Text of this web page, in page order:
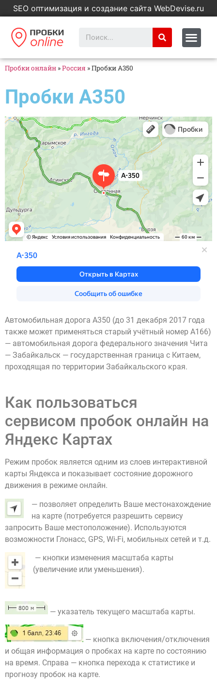
SEO оптимизация и создание сайта WebDevise.ru
Пробки онлайн »Россия »Пробки А350
Пробки А350
Яндекс Карты
А-350 — Яндекс Карты
Автомобильная дорога А350 (до 31 декабря 2017 года
также может применяться старый учётный номер А166)
— автомобильная дорога федерального значения Чита
— Забайкальск — государственная граница с Китаем,
проходящая по территории Забайкальского края.
Как пользоваться
сервисом пробок онлайн на
Яндекс Картах
Режим пробок является одним из слоев интерактивной
карты Яндекса и показывает состояние дорожного
движения в режиме онлайн.
— позволяет определить Ваше местонахождение
на карте (потребуется разрешить сервису
запросить Ваше местоположение). Используются
возможности Глонасс, GPS, Wi-Fi, мобильных сетей и т.д.
— кнопки изменения масштаба карты
(увеличение или уменьшения).
— указатель текущего масштаба карты.
— кнопка включения/отключения
и общая информация о пробках на карте по состоянию
на время. Справа — кнопка перехода к статистике и
прогнозу пробок на карте.